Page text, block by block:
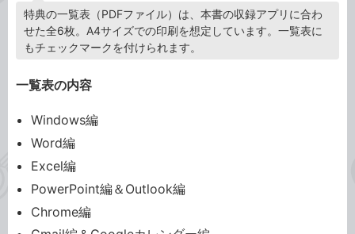
特典の一覧表（PDFファイル）は、本書の収録アプリに合わ
せた全6枚。A4サイズでの印刷を想定しています。一覧表に
もチェックマークを付けられます。
一覧表の内容
Windows編
Word編
Excel編
PowerPoint編＆Outlook編
Chrome編